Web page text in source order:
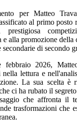
per Matteo
al primo posto
alla promozione della
di secondo
febbraio 2026,
nella lettura e
La sua scelta è
ci ha rubato il
che affronta il
trasformazioni che